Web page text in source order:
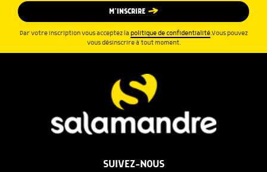
M’INSCRIRE
Par votre inscription vous acceptez la politique de confidentialité.Vous pouvez
vous désinscrire à tout moment.
SUIVEZ-NOUS